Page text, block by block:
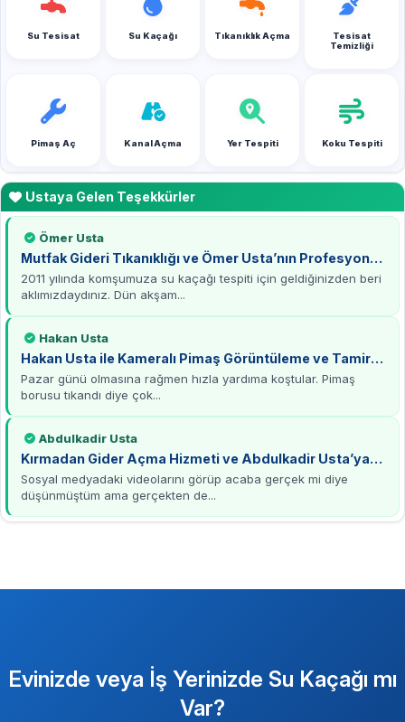
Su Tesisat Su Kaçağı Tıkanıklık Açma
Tesisat
Temizliği
Pimaş Aç Kanal Açma Yer Tespiti Koku Tespiti
Ustaya Gelen Teşekkürler
Ömer Usta
Mutfak Gideri Tıkanıklığı ve Ömer Usta’nın Profesyonel
Çözümü
2011 yılında komşumuza su kaçağı tespiti için geldiğinizden beri
aklımızdaydınız. Dün akşam...
Hakan Usta
Hakan Usta ile Kameralı Pimaş Görüntüleme ve Tamirat
Deneyimi
Pazar günü olmasına rağmen hızla yardıma koştular. Pimaş
borusu tıkandı diye çok...
Abdulkadir Usta
Kırmadan Gider Açma Hizmeti ve Abdulkadir Usta’ya
Teşekkürler
Sosyal medyadaki videolarını görüp acaba gerçek mi diye
düşünmüştüm ama gerçekten de...
Evinizde veya İş Yerinizde Su Kaçağı mı
Var?